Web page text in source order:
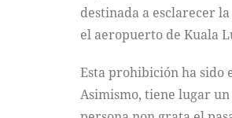
destinada a esclarecer
el aeropuerto de Kuala
Esta prohibición ha sido
Asimismo, tiene lugar